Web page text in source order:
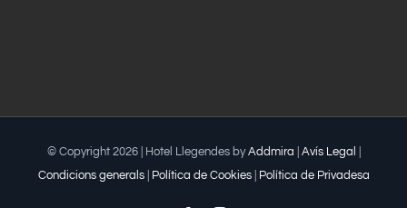
© Copyright 2026 | Hotel Llegendes byAddmira Avís Legal
Condicions generals| Política de Cookies| Política de Privadesa